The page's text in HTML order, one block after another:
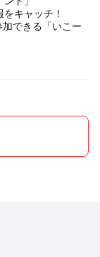
できる「いこー